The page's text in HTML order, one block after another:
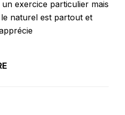
un exercice particulier mais
naturel est partout et